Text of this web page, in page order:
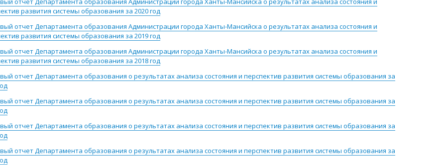
развития системы образования за 2020 год
отчет Департамента образования Администрации города Ханты-Мансийска о результатах анализа состояния и
развития системы образования за 2019 год
отчет Департамента образования Администрации города Ханты-Мансийска о результатах анализа состояния и
развития системы образования за 2018 год
отчет Департамента образования о результатах анализа состояния и перспектив развития системы образования за
отчет Департамента образования о результатах анализа состояния и перспектив развития системы образования за
отчет Департамента образования о результатах анализа состояния и перспектив развития системы образования за
отчет Департамента образования о результатах анализа состояния и перспектив развития системы образования за